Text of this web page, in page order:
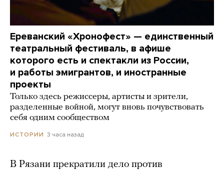
Ереванский «Хронофест» — единственный
театральный фестиваль, в афише
которого есть и спектакли из России,
и работы эмигрантов, и иностранные
проекты
Только здесь режиссеры, артисты и зрители,
разделенные войной, могут вновь почувствовать
себя одним сообществом
ИСТОРИИ 3 часа назад
В Рязани прекратили дело против